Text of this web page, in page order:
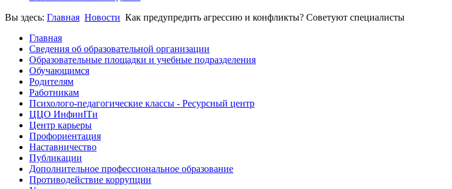
Вы здесь: Главная Новости Как предупредить агрессию и конфликты? Советуют специалисты
Главная
Сведения об образовательной организации
Образовательные площадки и учебные подразделения
Обучающимся
Родителям
Работникам
Психолого-педагогические классы - Ресурсный центр
ЦЦО ИнфинITи
Центр карьеры
Профориентация
Наставничество
Публикации
Дополнительное профессиональное образование
Противодействие коррупции